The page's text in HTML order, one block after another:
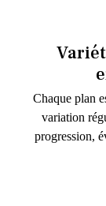
Chaque plan
variation
progression,